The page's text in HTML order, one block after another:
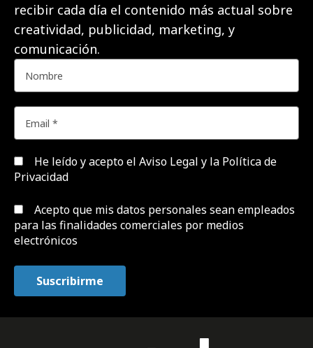
recibir cada día el contenido más actual sobre
creatividad, publicidad, marketing, y
comunicación.
He leído y acepto el Aviso Legal y la Política de
Privacidad
Acepto que mis datos personales sean empleados
para las finalidades comerciales por medios
electrónicos